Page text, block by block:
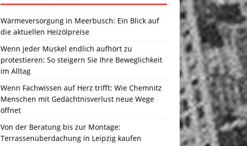
Wärmeversorgung in Meerbusch: Ein Blick auf
die aktuellen Heizölpreise
Wenn jeder Muskel endlich aufhört zu
protestieren: So steigern Sie Ihre Beweglichkeit
im Alltag
Wenn Fachwissen auf Herz trifft: Wie Chemnitz
Menschen mit Gedächtnisverlust neue Wege
öffnet
Von der Beratung bis zur Montage:
Terrassenüberdachung in Leipzig kaufen